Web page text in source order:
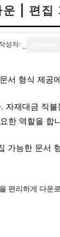
| 편집
성자:
서 형식 제공
재대금 직
한 역할을 합
가능한 문서
편리하게 다운